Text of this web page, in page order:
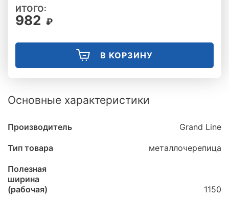
ИТОГО:
982 ₽
В КОРЗИНУ
Основные характеристики
Производитель Grand Line
Тип товара металлочерепица
Полезная
ширина
(рабочая)
1150